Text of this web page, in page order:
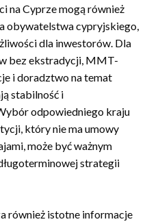
na Cyprze mogą również
obywatelstwa cypryjskiego,
dla inwestorów. Dla
bez ekstradycji, MMT-
i doradztwo na temat
stabilność i
odpowiedniego kraju
który nie ma umowy
może być ważnym
strategii
również istotne informacje